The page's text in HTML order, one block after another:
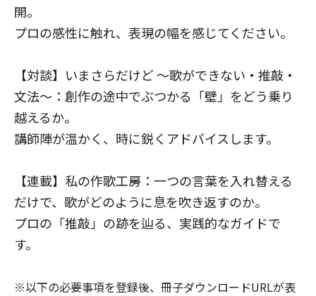
開。
プロの感性に触れ、表現の幅を感じてください。
【対談】いまさらだけど 〜歌ができない・推敲・
文法〜：創作の途中でぶつかる「壁」をどう乗り
越えるか。
講師陣が温かく、時に鋭くアドバイスします。
【連載】私の作歌工房：一つの言葉を入れ替える
だけで、歌がどのように息を吹き返すのか。
プロの「推敲」の跡を辿る、実践的なガイドで
す。
※以下の必要事項を登録後、冊子ダウンロードURLが表